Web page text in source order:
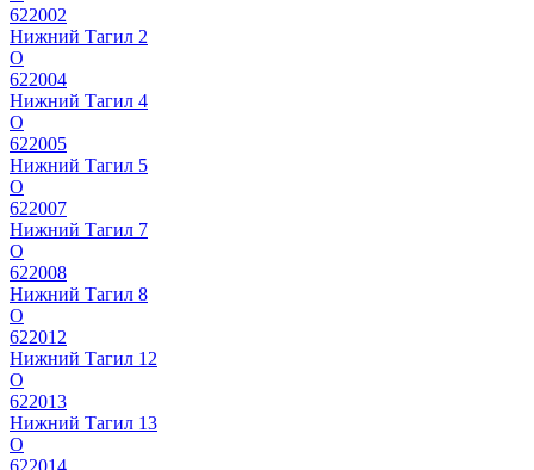
622002
Нижний Тагил 2
О
622004
Нижний Тагил 4
О
622005
Нижний Тагил 5
О
622007
Нижний Тагил 7
О
622008
Нижний Тагил 8
О
622012
Нижний Тагил 12
О
622013
Нижний Тагил 13
О
622014